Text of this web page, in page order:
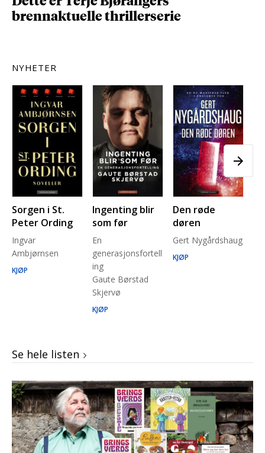
brennaktuelle thrillerserie
NYHETER
Sorgen i St.
Peter Ording
Ingvar
Ambjørnsen
KJØP
Ingenting blir
som før
En
generasjonsfortell
ing
Gaute Børstad
Skjervø
KJØP
Den røde
døren
Gert Nygårdshaug
KJØP
Se hele listen